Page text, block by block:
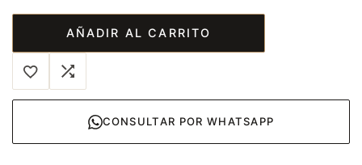
AÑADIR AL CARRITO
CONSULTAR POR WHATSAPP